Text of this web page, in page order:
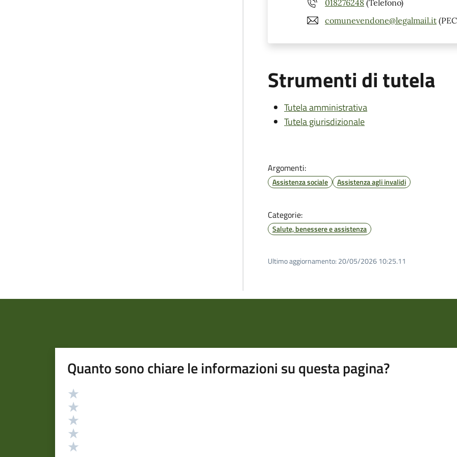
018276248 (Telefono)
comunevendone@legalmail.it
Strumenti di tutela
Tutela amministrativa
Tutela giurisdizionale
Argomenti:
Assistenza sociale Assistenza agli invalidi
Categorie:
Salute, benessere e assistenza
Ultimo aggiornamento: 20/05/2026 10:25.11
Quanto sono chiare le informazioni su questa pagina?
Valutazione